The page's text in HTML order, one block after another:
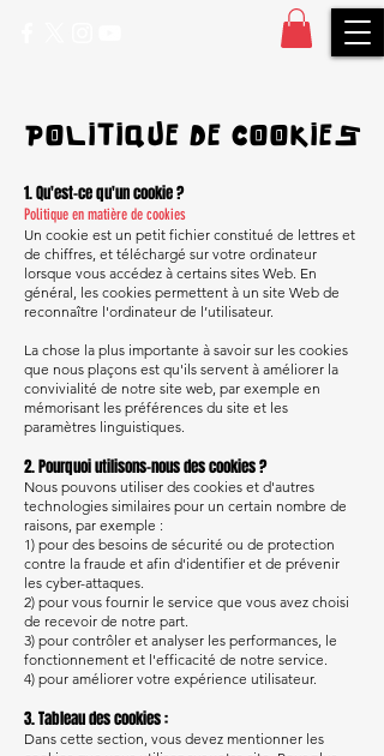
POLITIQUE DE COOKIES
1. Qu'est-ce qu'un cookie ?
Politique en matière de cookies
Un cookie est un petit fichier constitué de lettres et
de chiffres, et téléchargé sur votre ordinateur
lorsque vous accédez à certains sites Web. En
général, les cookies permettent à un site Web de
reconnaître l'ordinateur de l’utilisateur.
La chose la plus importante à savoir sur les cookies
que nous plaçons est qu'ils servent à améliorer la
convivialité de notre site web, par exemple en
mémorisant les préférences du site et les
paramètres linguistiques.
2. Pourquoi utilisons-nous des cookies ?
Nous pouvons utiliser des cookies et d'autres
technologies similaires pour un certain nombre de
raisons, par exemple :
1) pour des besoins de sécurité ou de protection
contre la fraude et afin d'identifier et de prévenir
les cyber-attaques.
2) pour vous fournir le service que vous avez choisi
de recevoir de notre part.
3) pour contrôler et analyser les performances, le
fonctionnement et l'efficacité de notre service.
4) pour améliorer votre expérience utilisateur.
3. Tableau des cookies :
Dans cette section, vous devez mentionner les